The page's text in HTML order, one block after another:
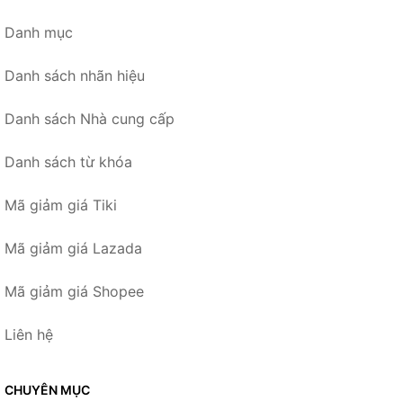
Danh mục
Danh sách nhãn hiệu
Danh sách Nhà cung cấp
Danh sách từ khóa
Mã giảm giá Tiki
Mã giảm giá Lazada
Mã giảm giá Shopee
Liên hệ
CHUYÊN MỤC